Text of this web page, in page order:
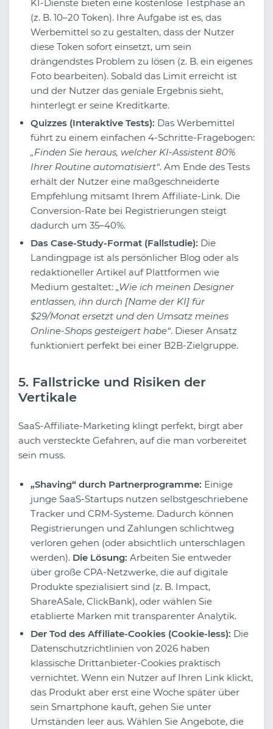
KI-Dienste bieten eine kostenlose Testphase an
(z. B. 10–20 Token). Ihre Aufgabe ist es, das
Werbemittel so zu gestalten, dass der Nutzer
diese Token sofort einsetzt, um sein
drängendstes Problem zu lösen (z. B. ein eigenes
Foto bearbeiten). Sobald das Limit erreicht ist
und der Nutzer das geniale Ergebnis sieht,
hinterlegt er seine Kreditkarte.
Quizzes (Interaktive Tests): Das Werbemittel
führt zu einem einfachen 4-Schritte-Fragebogen:
„Finden Sie heraus, welcher KI-Assistent 80%
Ihrer Routine automatisiert“. Am Ende des Tests
erhält der Nutzer eine maßgeschneiderte
Empfehlung mitsamt Ihrem Affiliate-Link. Die
Conversion-Rate bei Registrierungen steigt
dadurch um 35–40%.
Das Case-Study-Format (Fallstudie): Die
Landingpage ist als persönlicher Blog oder als
redaktioneller Artikel auf Plattformen wie
Medium gestaltet: „Wie ich meinen Designer
entlassen, ihn durch [Name der KI] für
$29/Monat ersetzt und den Umsatz meines
Online-Shops gesteigert habe“. Dieser Ansatz
funktioniert perfekt bei einer B2B-Zielgruppe.
5. Fallstricke und Risiken der
Vertikale
SaaS-Affiliate-Marketing klingt perfekt, birgt aber
auch versteckte Gefahren, auf die man vorbereitet
sein muss.
„Shaving“ durch Partnerprogramme: Einige
junge SaaS-Startups nutzen selbstgeschriebene
Tracker und CRM-Systeme. Dadurch können
Registrierungen und Zahlungen schlichtweg
verloren gehen (oder absichtlich unterschlagen
werden). Die Lösung: Arbeiten Sie entweder
über große CPA-Netzwerke, die auf digitale
Produkte spezialisiert sind (z. B. Impact,
ShareASale, ClickBank), oder wählen Sie
etablierte Marken mit transparenter Analytik.
Der Tod des Affiliate-Cookies (Cookie-less): Die
Datenschutzrichtlinien von 2026 haben
klassische Drittanbieter-Cookies praktisch
vernichtet. Wenn ein Nutzer auf Ihren Link klickt,
das Produkt aber erst eine Woche später über
sein Smartphone kauft, gehen Sie unter
Umständen leer aus. Wählen Sie Angebote, die